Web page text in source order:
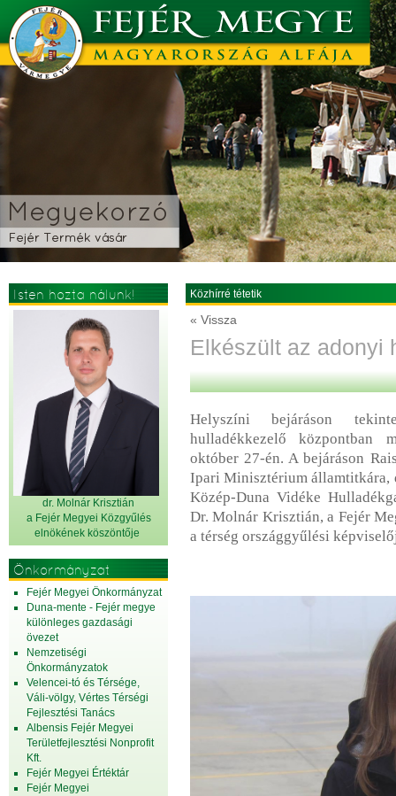
Isten hozta nálunk!
dr. Molnár Krisztián
a Fejér Megyei Közgyűlés
elnökének köszöntője
Önkormányzat
Fejér Megyei Önkormányzat
Duna-mente - Fejér megye
különleges gazdasági
övezet
Nemzetiségi
Önkormányzatok
Velencei-tó és Térsége,
Váli-völgy, Vértes Térségi
Fejlesztési Tanács
Albensis Fejér Megyei
Területfejlesztési Nonprofit
Kft.
Fejér Megyei Értéktár
Fejér Megyei
Közhírré tétetik
« Vissza
Elkészült az adonyi
Helyszíni bejáráson
hulladékkezelő központban
október 27-én. A bejáráson
Ipari Minisztérium államtitkára,
Közép-Duna Vidéke
Dr. Molnár Krisztián, a Fejér
a térség országgyűlési